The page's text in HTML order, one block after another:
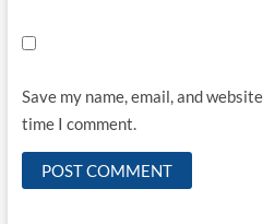
Save my name, email, and
time I comment.